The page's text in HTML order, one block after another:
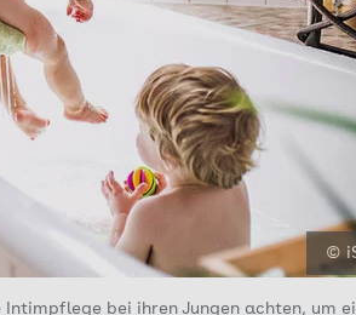
©
bei ihren Jungen achten, um